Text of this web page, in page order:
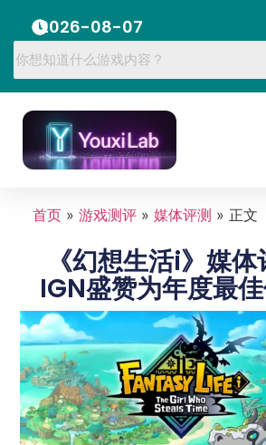
2026-08-07
首页» 游戏测评» 媒体评测 » 正文
《幻想生活i》媒
IGN盛赞为年度最